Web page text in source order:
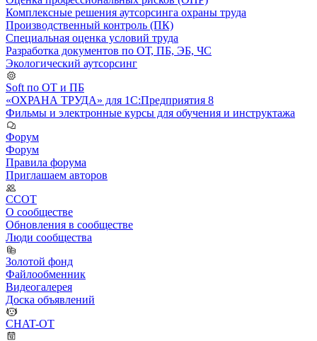
Комплексные решения аутсорсинга охраны труда
Производственный контроль (ПК)
Специальная оценка условий труда
Разработка документов по ОТ, ПБ, ЭБ, ЧС
Экологический аутсорсинг
Soft по ОТ и ПБ
«ОХРАНА ТРУДА» для 1С:Предприятия 8
Фильмы и электронные курсы для обучения и инструктажа
Форум
Форум
Правила форума
Приглашаем авторов
ССОТ
О сообществе
Обновления в сообществе
Люди сообщества
Золотой фонд
Файлообменник
Видеогалерея
Доска объявлений
CHAT-OT